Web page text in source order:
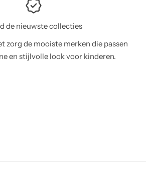
de nieuwste collecties
zorg de mooiste merken die passen
en stijlvolle look voor kinderen.